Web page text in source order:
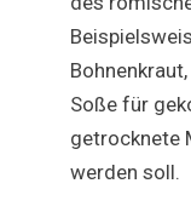
Soße für
getrocknete
werden soll.